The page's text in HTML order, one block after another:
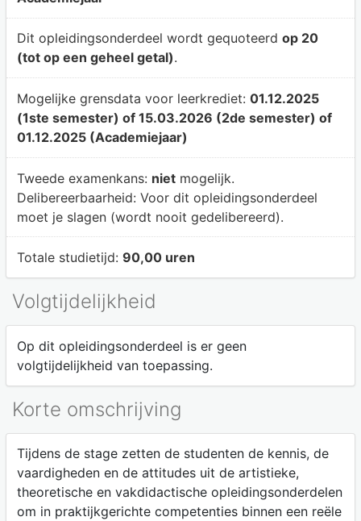
Dit opleidingsonderdeel wordt gequoteerd op 20
(tot op een geheel getal).
Mogelijke grensdata voor leerkrediet: 01.12.2025
(1ste semester) of 15.03.2026 (2de semester) of
01.12.2025 (Academiejaar)
Tweede examenkans: nietmogelijk.
Delibereerbaarheid: Voor dit opleidingsonderdeel
moet je slagen (wordt nooit gedelibereerd).
Totale studietijd: 90,00 uren
Volgtijdelijkheid
Op dit opleidingsonderdeel is er geen
volgtijdelijkheid van toepassing.
Korte omschrijving
Tijdens de stage zetten de studenten de kennis, de
vaardigheden en de attitudes uit de artistieke,
theoretische en vakdidactische opleidingsonderdelen
om in praktijkgerichte competenties binnen een reële